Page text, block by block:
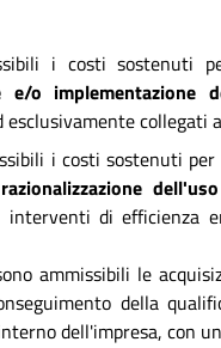
i costi sostenuti
e/o
collegati
i costi sostenuti
razionalizzazione
interventi di efficienza
ammissibili le
della
dell'impresa, con